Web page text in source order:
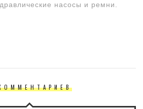
насосы и ремни.